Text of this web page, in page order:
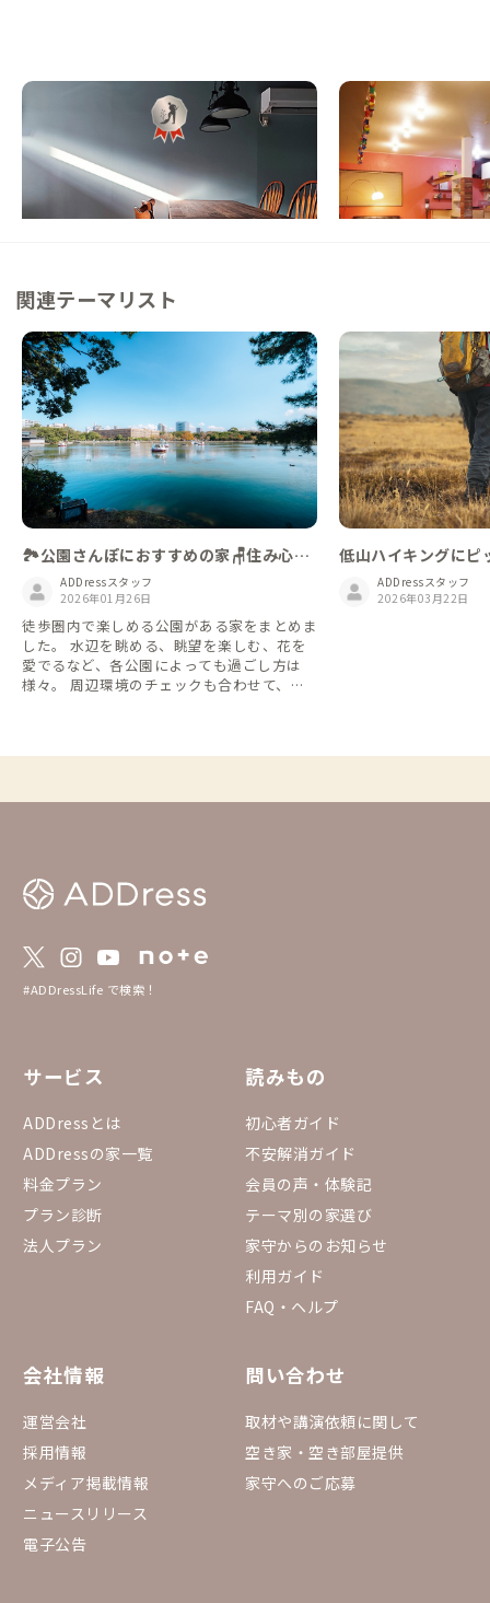
東京都
【銭湯まで徒歩1分】住宅地にあるガレージ
ハウス
この家からの距離 8km
調布A邸
東京都 シェアハウス
【都心から30分】ア
をリノベーションし
この家からの距離 9km
関連テーマリスト
🏞️公園さんぽにおすすめの家🪑住み心地
を体験してみよう
ADDressスタッフ
2026年01月26日
徒歩圏内で楽しめる公園がある家をまとめま
した。 水辺を眺める、眺望を楽しむ、花を
愛でるなど、各公園によっても過ごし方は
様々。 周辺環境のチェックも合わせて、ゆ
低山ハイキングにピ
ADDressスタッフ
2026年03月22日
#ADDressLife で検索！
サービス
ADDressとは
ADDressの家一覧
料金プラン
プラン診断
法人プラン
読みもの
初心者ガイド
不安解消ガイド
会員の声・体験記
テーマ別の家選び
家守からのお知らせ
利用ガイド
FAQ・ヘルプ
会社情報
運営会社
採用情報
メディア掲載情報
ニュースリリース
電子公告
問い合わせ
取材や講演依頼に関して
空き家・空き部屋提供
家守へのご応募